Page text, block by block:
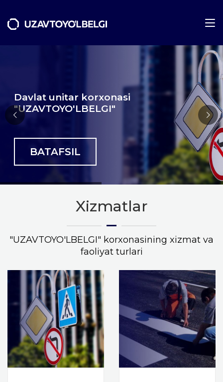
Davlat unitar korxonasi
"UZAVTOYO'LBELGI"
BATAFSIL
Xizmatlar
"UZAVTOYO'LBELGI" korxonasining xizmat va
faoliyat turlari